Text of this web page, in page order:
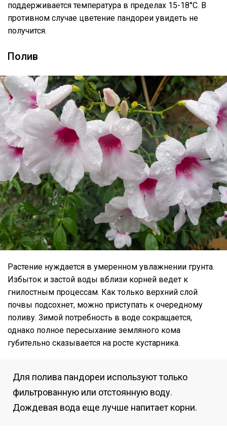
поддерживается температура в пределах 15-18°C. В
противном случае цветение пандореи увидеть не
получится.
Полив
Растение нуждается в умеренном увлажнении грунта.
Избыток и застой воды вблизи корней ведет к
гнилостным процессам. Как только верхний слой
почвы подсохнет, можно приступать к очередному
поливу. Зимой потребность в воде сокращается,
однако полное пересыхание земляного кома
губительно сказывается на росте кустарника.
Для полива пандореи используют только
фильтрованную или отстоянную воду.
Дождевая вода еще лучше напитает корни.